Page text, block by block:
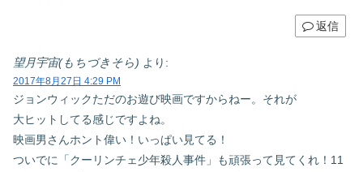
返信
望月宇宙(もちづきそら) より:
2017年8月27日 4:29 PM
ジョンウィックただのお遊び映画ですからねー。それが
大ヒットしてる感じですよね。
映画男さんホント偉い！いっぱい見てる！
ついでに「クーリンチェ少年殺人事件」も頑張って見てくれ！11